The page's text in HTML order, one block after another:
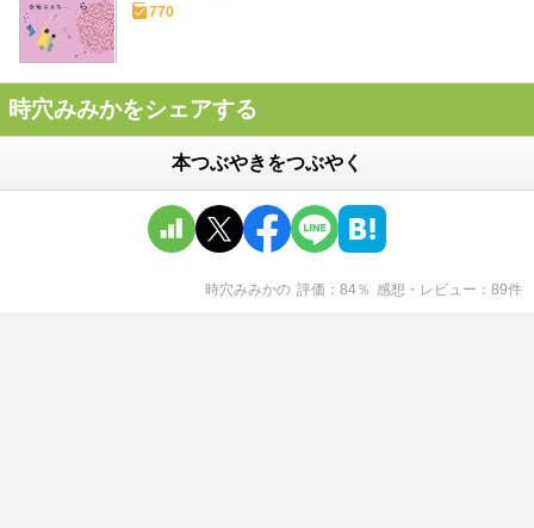
770
時穴みみかをシェアする
本つぶやきをつぶやく
時穴みみかの 評価 84％ 感想・レビュー 89件